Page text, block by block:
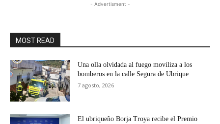
- Advertisment -
MOST READ
Una olla olvidada al fuego moviliza a los
bomberos en la calle Segura de Ubrique
7 agosto, 2026
El ubriqueño Borja Troya recibe el Premio